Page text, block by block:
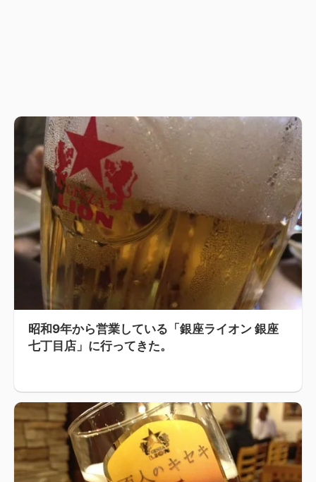
昭和9年から営業している「銀座ライオン 銀座
七丁目店」に行ってきた。